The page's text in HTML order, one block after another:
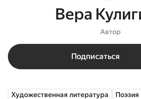
Вера
Автор
Подписаться
Художественная литература Поэзия